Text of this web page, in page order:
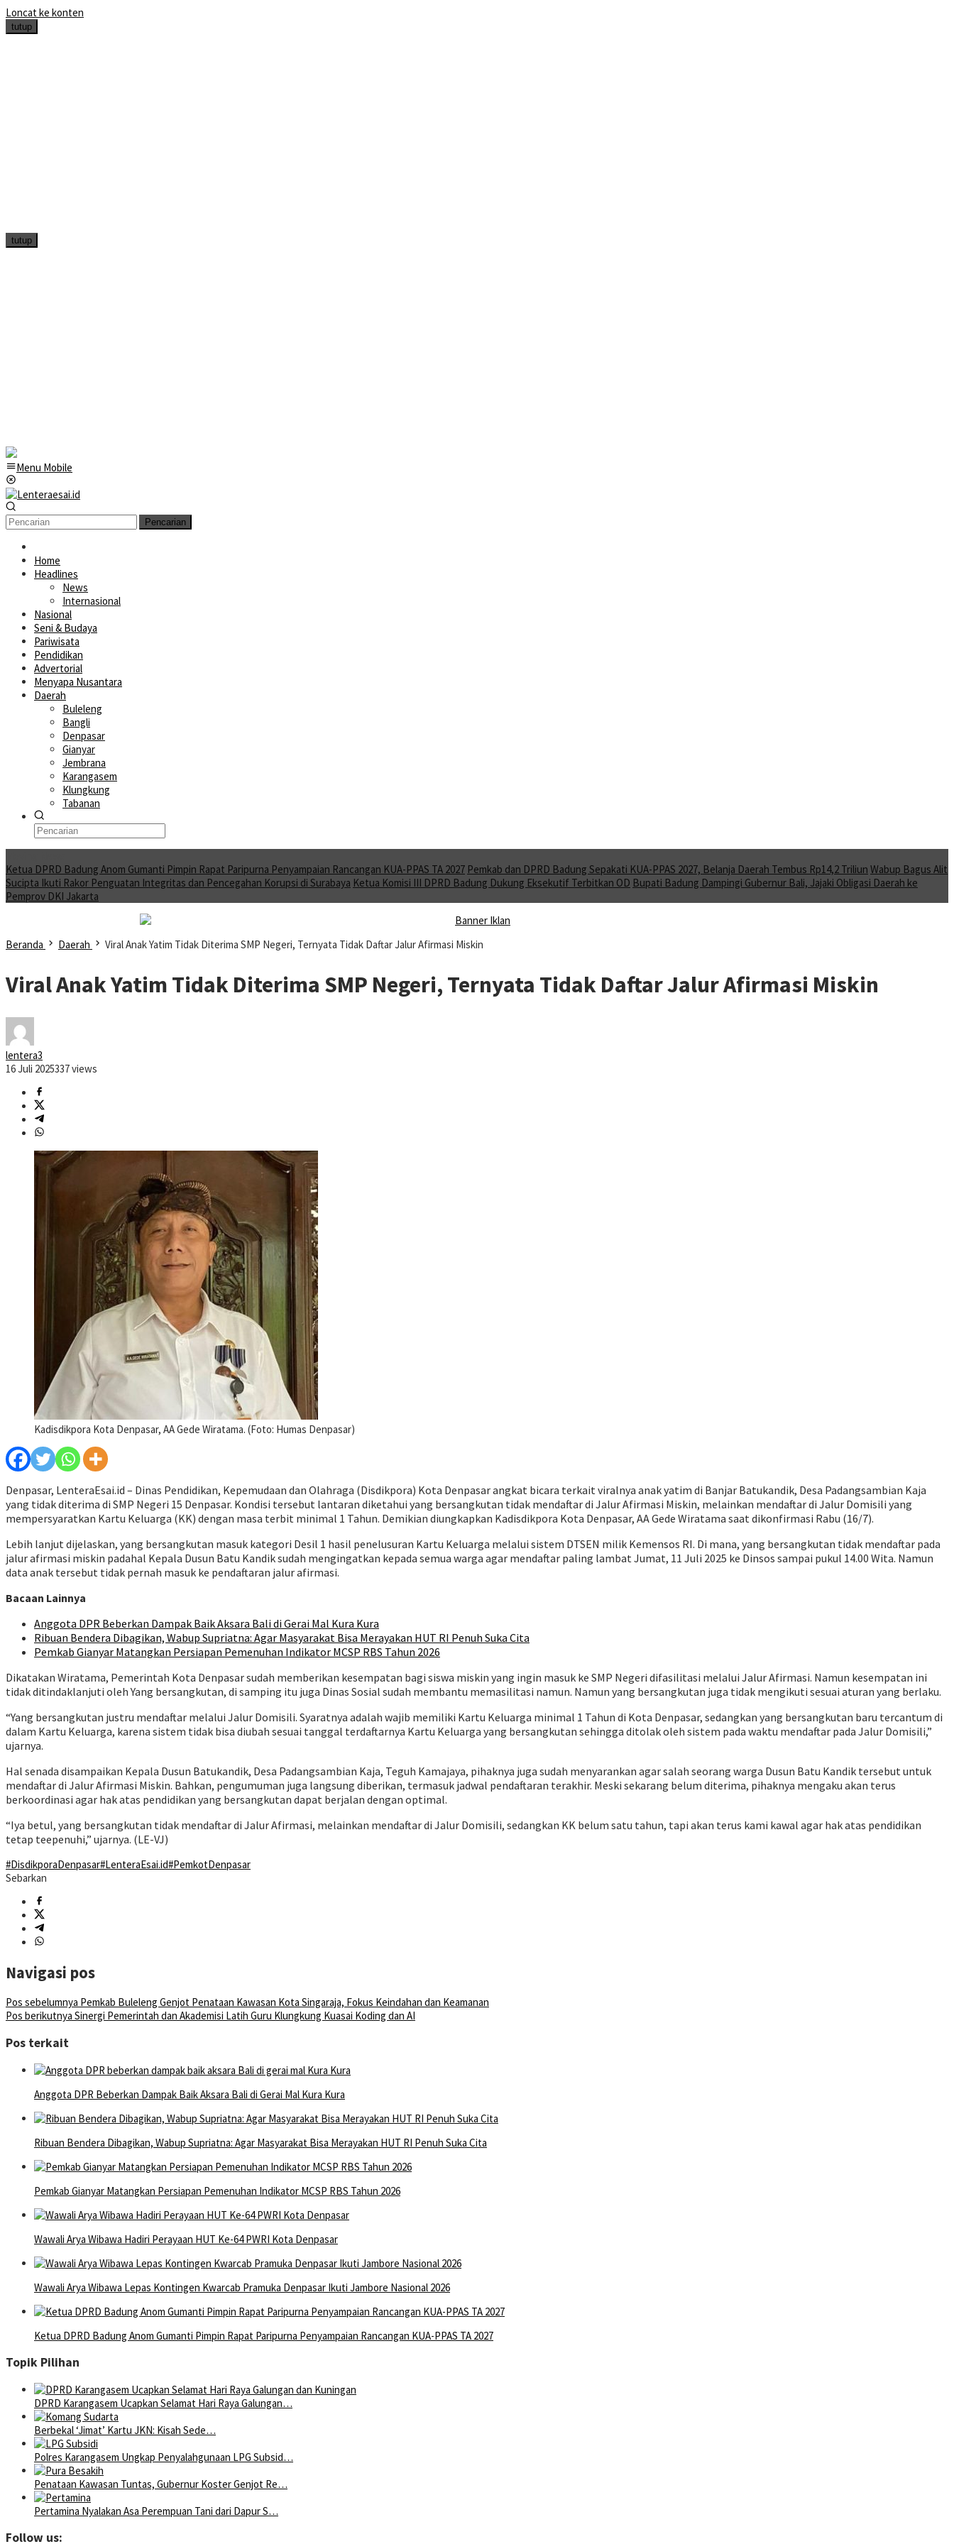
Loncat ke konten
tutup
tutup
Menu Mobile
Pencarian
Home
Headlines
News
Internasional
Nasional
Seni & Budaya
Pariwisata
Pendidikan
Advertorial
Menyapa Nusantara
Daerah
Buleleng
Bangli
Denpasar
Gianyar
Jembrana
Karangasem
Klungkung
Tabanan
Ketua DPRD Badung Anom Gumanti Pimpin Rapat Paripurna Penyampaian Rancangan KUA-PPAS TA 2027 Pemkab dan DPRD Badung Sepakati KUA-PPAS 2027, Belanja Daerah Tembus Rp14,2 Triliun Wabup Bagus Alit
Sucipta Ikuti Rakor Penguatan Integritas dan Pencegahan Korupsi di Surabaya Ketua Komisi III DPRD Badung Dukung Eksekutif Terbitkan OD Bupati Badung Dampingi Gubernur Bali, Jajaki Obligasi Daerah ke
Pemprov DKI Jakarta
Beranda Daerah Viral Anak Yatim Tidak Diterima SMP Negeri, Ternyata Tidak Daftar Jalur Afirmasi Miskin
Viral Anak Yatim Tidak Diterima SMP Negeri, Ternyata Tidak Daftar Jalur Afirmasi Miskin
lentera3
16 Juli 2025337 views
Kadisdikpora Kota Denpasar, AA Gede Wiratama. (Foto: Humas Denpasar)
Denpasar, LenteraEsai.id – Dinas Pendidikan, Kepemudaan dan Olahraga (Disdikpora) Kota Denpasar angkat bicara terkait viralnya anak yatim di Banjar Batukandik, Desa Padangsambian Kaja
yang tidak diterima di SMP Negeri 15 Denpasar. Kondisi tersebut lantaran diketahui yang bersangkutan tidak mendaftar di Jalur Afirmasi Miskin, melainkan mendaftar di Jalur Domisili yang
mempersyaratkan Kartu Keluarga (KK) dengan masa terbit minimal 1 Tahun. Demikian diungkapkan Kadisdikpora Kota Denpasar, AA Gede Wiratama saat dikonfirmasi Rabu (16/7).
Lebih lanjut dijelaskan, yang bersangkutan masuk kategori Desil 1 hasil penelusuran Kartu Keluarga melalui sistem DTSEN milik Kemensos RI. Di mana, yang bersangkutan tidak mendaftar pada
jalur afirmasi miskin padahal Kepala Dusun Batu Kandik sudah mengingatkan kepada semua warga agar mendaftar paling lambat Jumat, 11 Juli 2025 ke Dinsos sampai pukul 14.00 Wita. Namun
data anak tersebut tidak pernah masuk ke pendaftaran jalur afirmasi.
Bacaan Lainnya
Anggota DPR Beberkan Dampak Baik Aksara Bali di Gerai Mal Kura Kura
Ribuan Bendera Dibagikan, Wabup Supriatna: Agar Masyarakat Bisa Merayakan HUT RI Penuh Suka Cita
Pemkab Gianyar Matangkan Persiapan Pemenuhan Indikator MCSP RBS Tahun 2026
Dikatakan Wiratama, Pemerintah Kota Denpasar sudah memberikan kesempatan bagi siswa miskin yang ingin masuk ke SMP Negeri difasilitasi melalui Jalur Afirmasi. Namun kesempatan ini
tidak ditindaklanjuti oleh Yang bersangkutan, di samping itu juga Dinas Sosial sudah membantu memasilitasi namun. Namun yang bersangkutan juga tidak mengikuti sesuai aturan yang berlaku.
“Yang bersangkutan justru mendaftar melalui Jalur Domisili. Syaratnya adalah wajib memiliki Kartu Keluarga minimal 1 Tahun di Kota Denpasar, sedangkan yang bersangkutan baru tercantum di
dalam Kartu Keluarga, karena sistem tidak bisa diubah sesuai tanggal terdaftarnya Kartu Keluarga yang bersangkutan sehingga ditolak oleh sistem pada waktu mendaftar pada Jalur Domisili,”
ujarnya.
Hal senada disampaikan Kepala Dusun Batukandik, Desa Padangsambian Kaja, Teguh Kamajaya, pihaknya juga sudah menyarankan agar salah seorang warga Dusun Batu Kandik tersebut untuk
mendaftar di Jalur Afirmasi Miskin. Bahkan, pengumuman juga langsung diberikan, termasuk jadwal pendaftaran terakhir. Meski sekarang belum diterima, pihaknya mengaku akan terus
berkoordinasi agar hak atas pendidikan yang bersangkutan dapat berjalan dengan optimal.
“Iya betul, yang bersangkutan tidak mendaftar di Jalur Afirmasi, melainkan mendaftar di Jalur Domisili, sedangkan KK belum satu tahun, tapi akan terus kami kawal agar hak atas pendidikan
tetap teepenuhi,” ujarnya. (LE-VJ)
#DisdikporaDenpasar#LenteraEsai.id#PemkotDenpasar
Sebarkan
Navigasi pos
Pos sebelumnya Pemkab Buleleng Genjot Penataan Kawasan Kota Singaraja, Fokus Keindahan dan Keamanan
Pos berikutnya Sinergi Pemerintah dan Akademisi Latih Guru Klungkung Kuasai Koding dan AI
Pos terkait
Anggota DPR Beberkan Dampak Baik Aksara Bali di Gerai Mal Kura Kura
Ribuan Bendera Dibagikan, Wabup Supriatna: Agar Masyarakat Bisa Merayakan HUT RI Penuh Suka Cita
Pemkab Gianyar Matangkan Persiapan Pemenuhan Indikator MCSP RBS Tahun 2026
Wawali Arya Wibawa Hadiri Perayaan HUT Ke-64 PWRI Kota Denpasar
Wawali Arya Wibawa Lepas Kontingen Kwarcab Pramuka Denpasar Ikuti Jambore Nasional 2026
Ketua DPRD Badung Anom Gumanti Pimpin Rapat Paripurna Penyampaian Rancangan KUA-PPAS TA 2027
Topik Pilihan
DPRD Karangasem Ucapkan Selamat Hari Raya Galungan…
Berbekal ‘Jimat’ Kartu JKN: Kisah Sede…
Polres Karangasem Ungkap Penyalahgunaan LPG Subsid…
Penataan Kawasan Tuntas, Gubernur Koster Genjot Re…
Pertamina Nyalakan Asa Perempuan Tani dari Dapur S…
Follow us: